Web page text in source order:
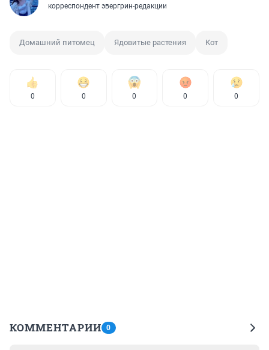
корреспондент эвергрин-редакции
Домашний питомец Ядовитые растения Кот
0 0 0 0 0
КОММЕНТАРИИ 0